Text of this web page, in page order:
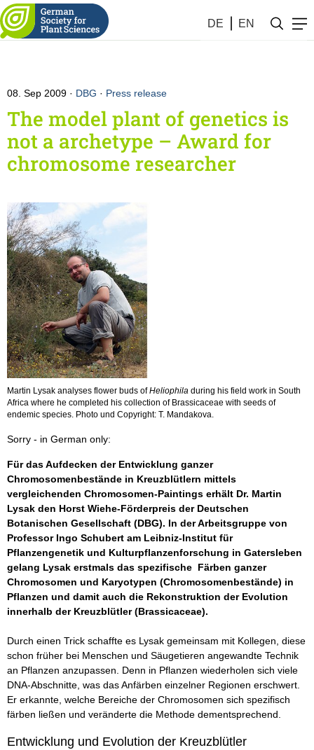
DE EN
08. Sep 2009 DBG · Press release
The model plant of genetics is
not a archetype – Award for
chromosome researcher
Martin Lysak analyses flower buds ofHeliophila during his field work in South
Africa where he completed his collection of Brassicaceae with seeds of
endemic species. Photo und Copyright: T. Mandakova.
Sorry - in German only:
Für das Aufdecken der Entwicklung ganzer
Chromosomenbestände in Kreuzblütlern mittels
vergleichenden Chromosomen-Paintings erhält Dr. Martin
Lysak den Horst Wiehe-Förderpreis der Deutschen
Botanischen Gesellschaft (DBG). In der Arbeitsgruppe von
Professor Ingo Schubert am Leibniz-Institut für
Pflanzengenetik und Kulturpflanzenforschung in Gatersleben
gelang Lysak erstmals das spezifische Färben ganzer
Chromosomen und Karyotypen (Chromosomenbestände) in
Pflanzen und damit auch die Rekonstruktion der Evolution
innerhalb der Kreuzblütler (Brassicaceae).
Durch einen Trick schaffte es Lysak gemeinsam mit Kollegen, diese
schon früher bei Menschen und Säugetieren angewandte Technik
an Pflanzen anzupassen. Denn in Pflanzen wiederholen sich viele
DNA-Abschnitte, was das Anfärben einzelner Regionen erschwert.
Er erkannte, welche Bereiche der Chromosomen sich spezifisch
färben ließen und veränderte die Methode dementsprechend.
Entwicklung und Evolution der Kreuzblütler